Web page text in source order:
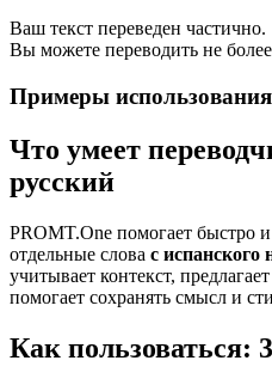
Ваш текст переведен частично.
Вы можете переводить не более
Примеры использования
Что умеет
русский
PROMT.One помогает быстро
отдельные слова с испанского
учитывает контекст,
помогает сохранять смысл и
Как пользоваться: